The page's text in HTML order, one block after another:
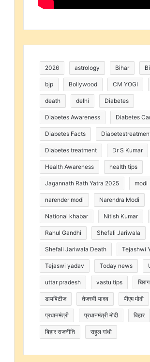
2026 astrology Bihar
bjp Bollywood CM YOGI
death delhi Diabetes
Diabetes Awareness Diabetes
Diabetes Facts
Diabetes treatment Dr S Kumar
Health Awareness health tips
Jagannath Rath Yatra 2025 modi
narender modi Narendra Modi
National khabar Nitish Kumar
Rahul Gandhi Shefali Jariwala
Shefali Jariwala Death Tejashwi
Tejaswi yadav Today news
uttar pradesh vastu tips
डायबिटीज तेजस्वी यादव पीएम मोदी
प्रधानमंत्री प्रधानमंत्री मोदी बिहार
बिहार राजनीति राहुल गांधी